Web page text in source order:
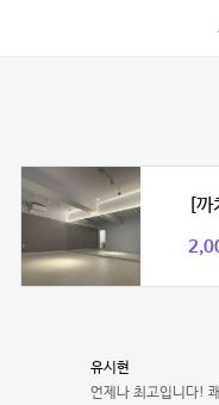
[까
유시현
언제나 최고입니다!